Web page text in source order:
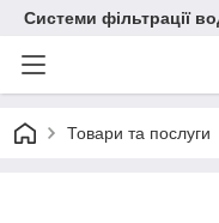
Системи фільтрації
Товари та послуги